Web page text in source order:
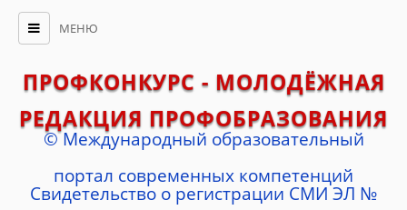
МЕНЮ
ПРОФКОНКУРС - МОЛОДЁЖНАЯ
РЕДАКЦИЯ ПРОФОБРАЗОВАНИЯ
© Международный образовательный
портал современных компетенций
Cвидетельство о регистрации СМИ ЭЛ №